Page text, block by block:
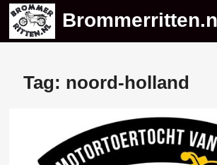
Skip
content
Tag: noord-holland